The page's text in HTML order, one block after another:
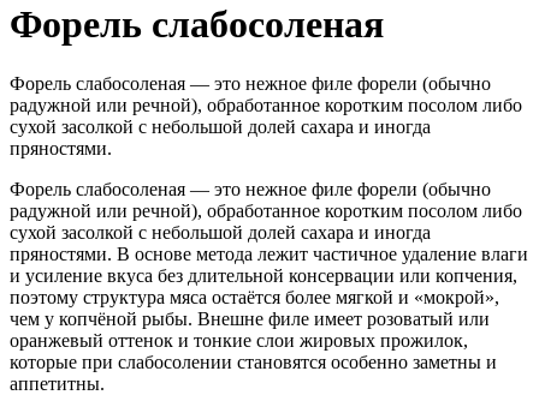
Форель слабосоленая
Форель слабосоленая — это нежное филе форели (обычно
радужной или речной), обработанное коротким посолом либо
сухой засолкой с небольшой долей сахара и иногда
пряностями.
Форель слабосоленая — это нежное филе форели (обычно
радужной или речной), обработанное коротким посолом либо
сухой засолкой с небольшой долей сахара и иногда
пряностями. В основе метода лежит частичное удаление влаги
и усиление вкуса без длительной консервации или копчения,
поэтому структура мяса остаётся более мягкой и «мокрой»,
чем у копчёной рыбы. Внешне филе имеет розоватый или
оранжевый оттенок и тонкие слои жировых прожилок,
которые при слабосолении становятся особенно заметны и
аппетитны.